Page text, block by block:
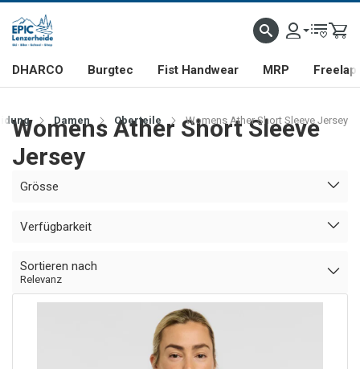
DHARCO Burgtec Fist Handwear MRP Freelap
Damen Oberteile Womens Ather Short Sleeve Jersey
Womens Ather Short Sleeve
Jersey
Grösse
Verfügbarkeit
Sortieren nach
Relevanz